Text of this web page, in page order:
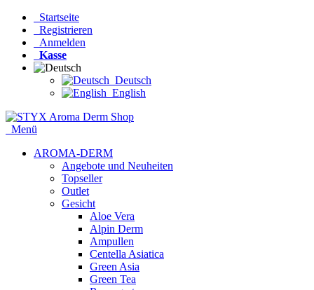
Startseite
Registrieren
Anmelden
Kasse
Deutsch
English
Menü
AROMA-DERM
Angebote und Neuheiten
Topseller
Outlet
Gesicht
Aloe Vera
Alpin Derm
Ampullen
Centella Asiatica
Green Asia
Green Tea